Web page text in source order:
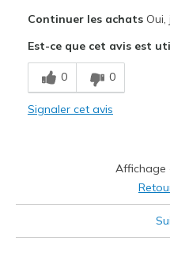
Breathe Well
Comfortable
Feels
Sizing
Feels
I'm Into
Continuer les achatsOui,
Est-ce que cet avis est
0 0
Signaler cet avis
Affichage